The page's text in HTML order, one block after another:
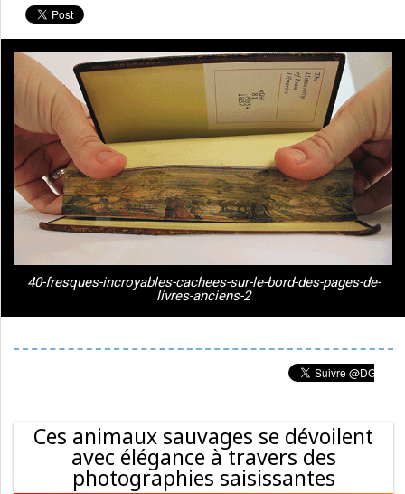
40-fresques-incroyables-cachees-sur-le-bord-des-pages-de-
livres-anciens-2
Ces animaux sauvages se dévoilent
avec élégance à travers des
photographies saisissantes